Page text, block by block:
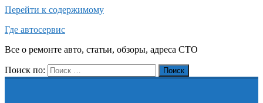
Перейти к содержимому
Где автосервис
Все о ремонте авто, статьи, обзоры, адреса СТО
Поиск по: Поиск